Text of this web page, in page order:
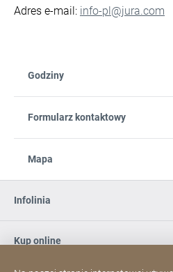
Adres e-mail: info-pl@jura.com
Godziny
Formularz kontaktowy
Mapa
Infolinia
Kup online